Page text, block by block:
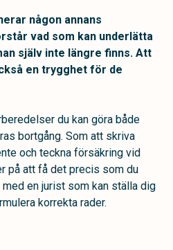
någon annans
vad som kan underlätta
själv inte längre finns. Att
en trygghet för de
du kan göra både
bortgång. Som att skriva
och teckna försäkring vid
på att få det precis som du
en jurist som kan ställa dig
korrekta rader.